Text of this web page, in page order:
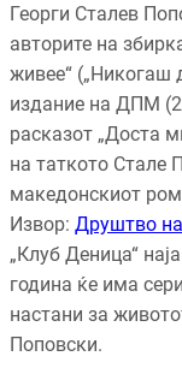
Георги Сталев
авторите на
живее“ („Никогаш
издание на ДПМ
расказот „Доста
на таткото Стале
македонскиот
Извор: Друштво
„Клуб Деница“
година ќе има
настани за
Поповски.